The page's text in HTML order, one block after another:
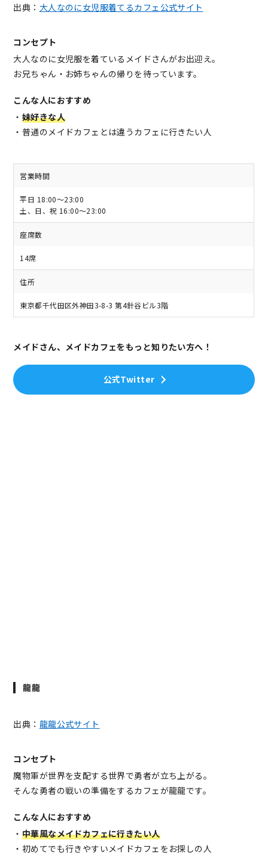
出典： 大人なのに女児服着てるカフェ公式サイト
コンセプト
大人なのに女児服を着ているメイドさんがお出迎え。
お兄ちゃん・お姉ちゃんの帰りを待っています。
こんな人におすすめ
・ 妹好きな人
・普通のメイドカフェとは違うカフェに行きたい人
営業時間
平日 18:00～23:00
土、日、祝 16:00～23:00
座席数
14席
住所
東京都千代田区外神田3-8-3 第4針谷ビル3階
メイドさん、メイドカフェをもっと知りたい方へ！
公式Twitter
龍龍
出典： 龍龍公式サイト
コンセプト
魔物軍が世界を支配する世界で勇者が立ち上がる。
そんな勇者の戦いの準備をするカフェが龍龍です。
こんな人におすすめ
・ 中華風なメイドカフェに行きたい人
・初めてでも行きやすいメイドカフェをお探しの人